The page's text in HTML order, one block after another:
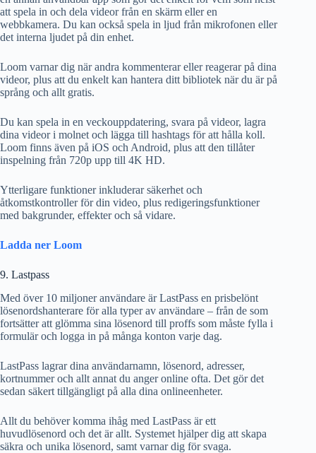
att spela in och dela videor från en skärm eller en
webbkamera. Du kan också spela in ljud från mikrofonen eller
det interna ljudet på din enhet.
Loom varnar dig när andra kommenterar eller reagerar på dina
videor, plus att du enkelt kan hantera ditt bibliotek när du är på
språng och allt gratis.
Du kan spela in en veckouppdatering, svara på videor, lagra
dina videor i molnet och lägga till hashtags för att hålla koll.
Loom finns även på iOS och Android, plus att den tillåter
inspelning från 720p upp till 4K HD.
Ytterligare funktioner inkluderar säkerhet och
åtkomstkontroller för din video, plus redigeringsfunktioner
med bakgrunder, effekter och så vidare.
Ladda ner Loom
9. Lastpass
Med över 10 miljoner användare är LastPass en prisbelönt
lösenordshanterare för alla typer av användare – från de som
fortsätter att glömma sina lösenord till proffs som måste fylla i
formulär och logga in på många konton varje dag.
LastPass lagrar dina användarnamn, lösenord, adresser,
kortnummer och allt annat du anger online ofta. Det gör det
sedan säkert tillgängligt på alla dina onlineenheter.
Allt du behöver komma ihåg med LastPass är ett
huvudlösenord och det är allt. Systemet hjälper dig att skapa
säkra och unika lösenord, samt varnar dig för svaga.